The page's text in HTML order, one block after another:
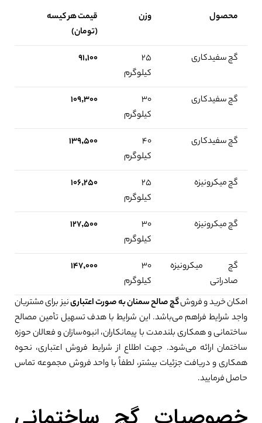
محصول وزن
قیمت هر کیسه
(تومان)
گچ سفیدکاری
۲۵
کیلوگرم
۹۱,۱۰۰
گچ سفیدکاری
۳۰
کیلوگرم
۱۰۹,۳۰۰
گچ سفیدکاری
۴۰
کیلوگرم
۱۳۹,۵۰۰
گچ میکرونیزه
۲۵
کیلوگرم
۱۰۶,۲۵۰
گچ میکرونیزه
۳۰
کیلوگرم
۱۲۷,۵۰۰
گچ میکرونیزه
صادراتی
۳۰
کیلوگرم
۱۴۷,۰۰۰
امکان خرید و فروشگچ صالح سمنان به صورت اعتبارینیز برای مشتریان
واجد شرایط فراهم می‌باشد. این شرایط با هدف تسهیل تأمین مصالح
ساختمانی و همکاری بلندمدت با پیمانکاران، انبوه‌سازان و فعالان حوزه
ساختمان ارائه می‌شود. جهت اطلاع از شرایط فروش اعتباری، نحوه
همکاری و دریافت جزئیات بیشتر، لطفاً با واحد فروش مجموعه تماس
حاصل فرمایید.